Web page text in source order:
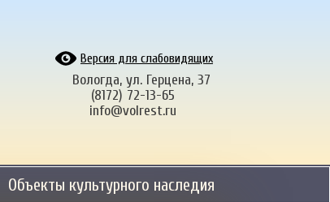
Версия для слабовидящих
Вологда, ул. Герцена, 37
(8172) 72-13-65
info@volrest.ru
Объекты культурного наследия